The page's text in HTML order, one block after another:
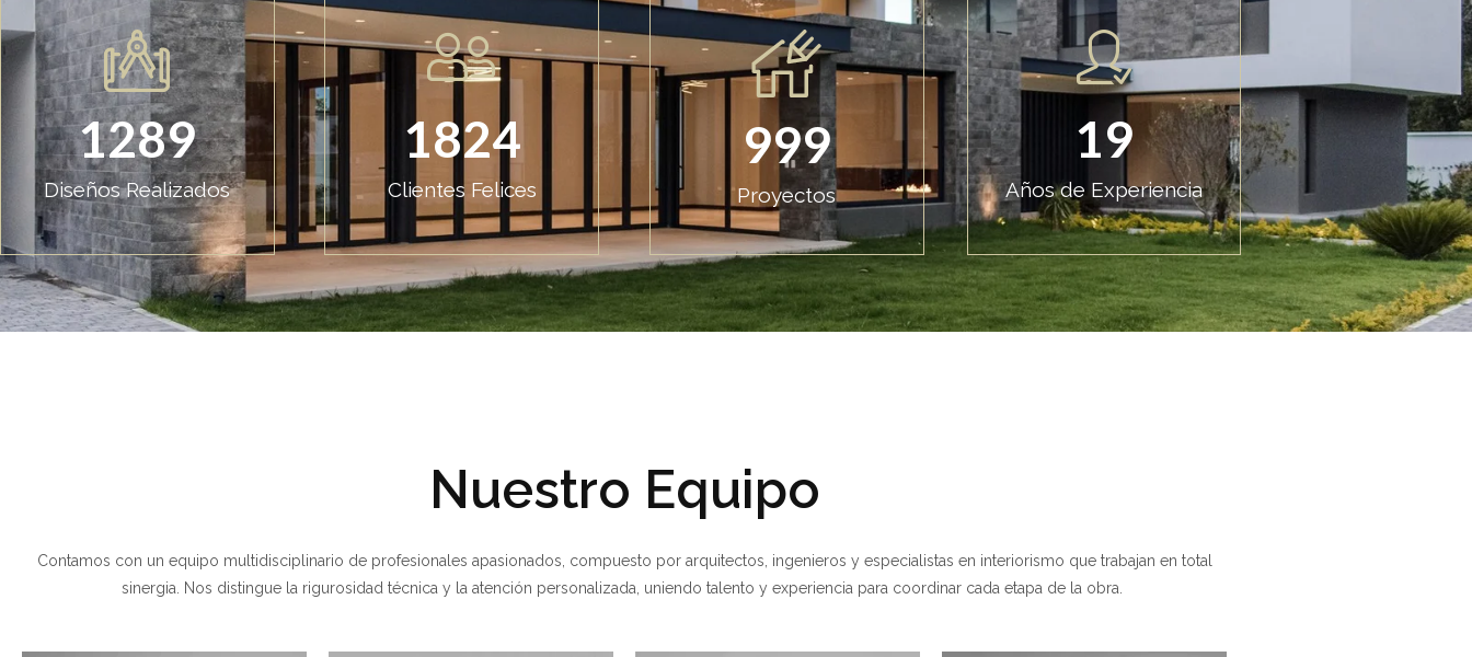
Diseños Realizados
1289
Clientes Felices
1824
Proyectos
999
Años de Experiencia
19
Nuestro Equipo
Contamos con un equipo multidisciplinario de profesionales apasionados, compuesto por arquitectos, ingenieros y especialistas en interiorismo que trabajan en total
sinergia. Nos distingue la rigurosidad técnica y la atención personalizada, uniendo talento y experiencia para coordinar cada etapa de la obra.